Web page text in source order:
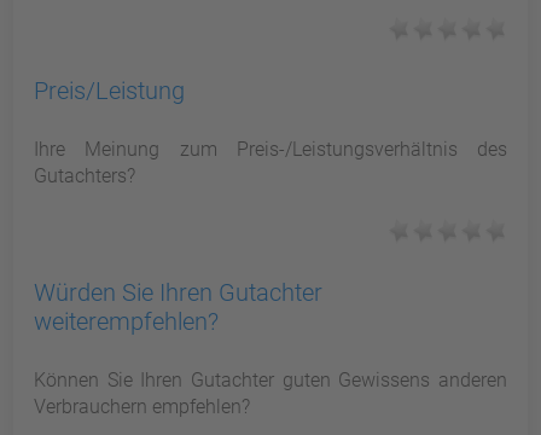
Preis/Leistung
Ihre Meinung zum Preis-/Leistungsverhältnis des
Gutachters?
Würden Sie Ihren Gutachter
weiterempfehlen?
Können Sie Ihren Gutachter guten Gewissens anderen
Verbrauchern empfehlen?